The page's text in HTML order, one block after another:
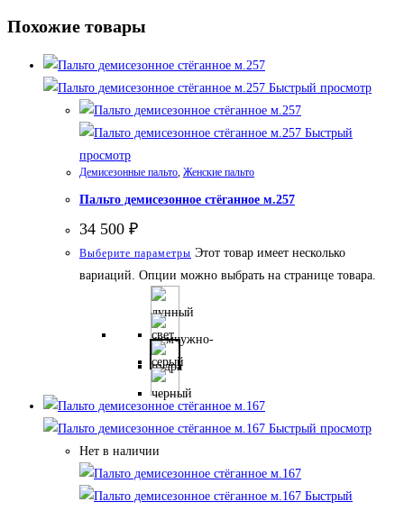
Похожие товары
Быстрый просмотр
Быстрый
просмотр
Демисезонные пальто, Женские пальто
Пальто демисезонное стёганное м.257
34 500 ₽
Выберите параметры Этот товар имеет несколько
вариаций. Опции можно выбрать на странице товара.
Быстрый просмотр
Нет в наличии
Быстрый